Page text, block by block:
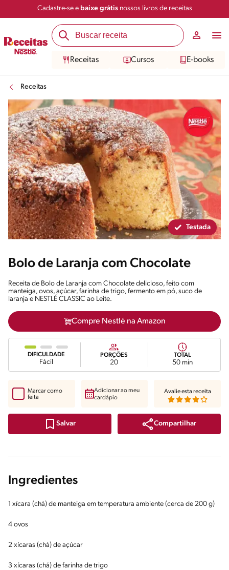
Cadastre-se e baixe grátisnossos livros de receitas
Receitas Cursos E-books
Receitas
Salvar Compartilhar
Testada
Bolo de Laranja com Chocolate
Receita de Bolo de Laranja com Chocolate delicioso, feito com
manteiga, ovos, açúcar, farinha de trigo, fermento em pó, suco de
laranja e NESTLÉ CLASSIC ao Leite.
Compre Nestlé na Amazon
DIFICULDADE
Fácil
PORÇÕES
20
TOTAL
50 min
Salvar Compartilhar
Marcar como
feita
Adicionar ao meu
cardápio
Avalie esta receita
Ingredientes
1 xícara (chá) de manteiga em temperatura ambiente (cerca de 200 g)
4 ovos
2 xícaras (chá) de açúcar
3 xícaras (chá) de farinha de trigo